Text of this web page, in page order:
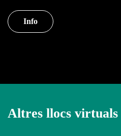
Info
Altres llocs virtuals